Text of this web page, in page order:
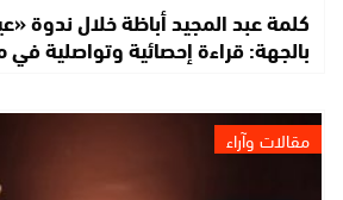
كلمة عبد المجيد أباظة خلال ندوة
بالجهة: قراءة إحصائية وتواصلية
مقالات وآراء